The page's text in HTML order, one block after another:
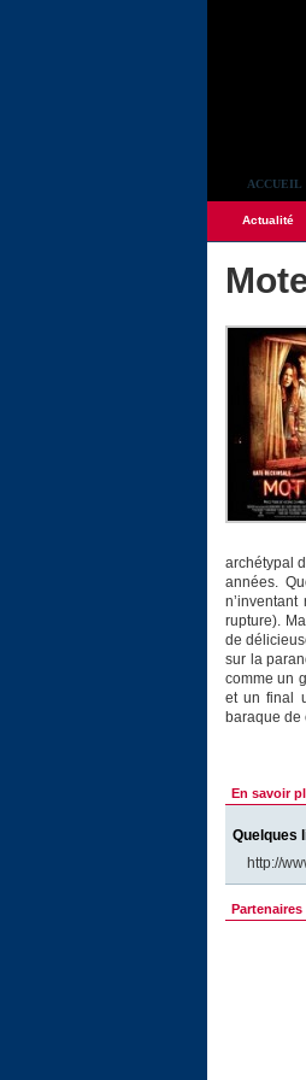
ACCUEIL
Actualité
archétypal
années.
rupture).
de
sur la
comme un
et un final
baraque de
En savoir
Quelques
http://
Partenaires